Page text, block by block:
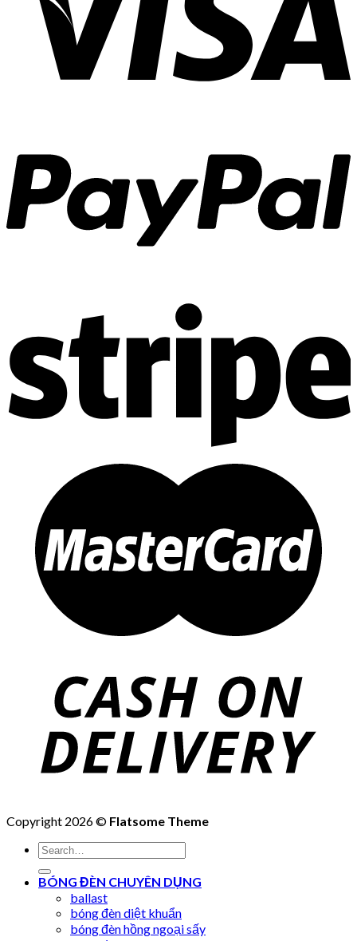
Copyright 2026 © Flatsome Theme
Search
for:
BÓNG ĐÈN CHUYÊN DỤNG
ballast
bóng đèn diệt khuẩn
bóng đèn hồng ngoại sấy